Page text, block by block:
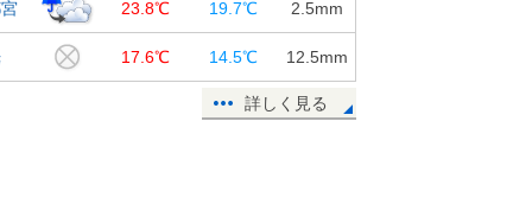
23.8℃ 19.7℃ 2.5mm
17.6℃ 14.5℃ 12.5mm
詳しく見る